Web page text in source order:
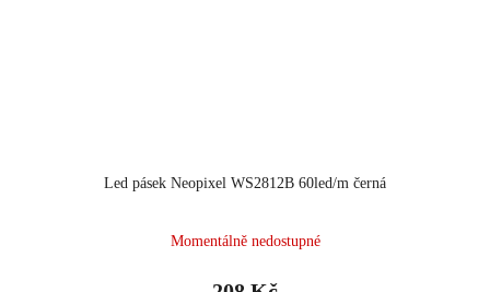
Led pásek Neopixel WS2812B 60led/m černá
hodnocení
Momentálně nedostupné